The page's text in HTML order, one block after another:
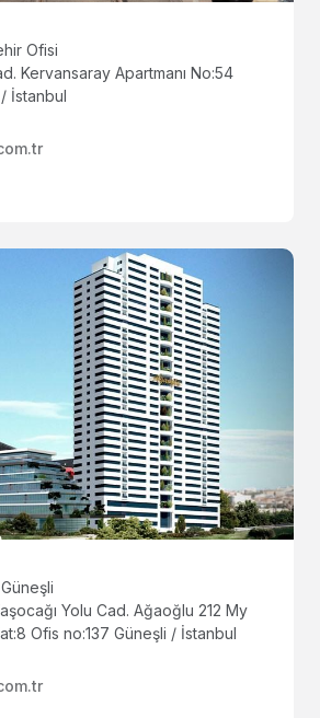
Ofisi
Kervansaray Apartmanı No:54
İstanbul
Yolu Cad. Ağaoğlu 212 My
Ofis no:137 Güneşli / İstanbul